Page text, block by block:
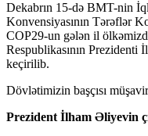
Dekabrın 15-də BMT-nin
Konvensiyasının Tərəflər
COP29-un gələn il
Respublikasının
keçirilib.
Dövlətimizin başçısı
Prezident İlham Əliyevin